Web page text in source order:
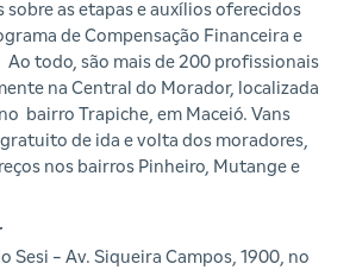
as etapas e auxílios oferecidos
de Compensação Financeira e
Ao todo, são mais de 200 profissionais
na Central do Morador, localizada
bairro Trapiche, em Maceió. Vans
de ida e volta dos moradores,
nos bairros Pinheiro, Mutange e
Sesi - Av. Siqueira Campos, 1900, no